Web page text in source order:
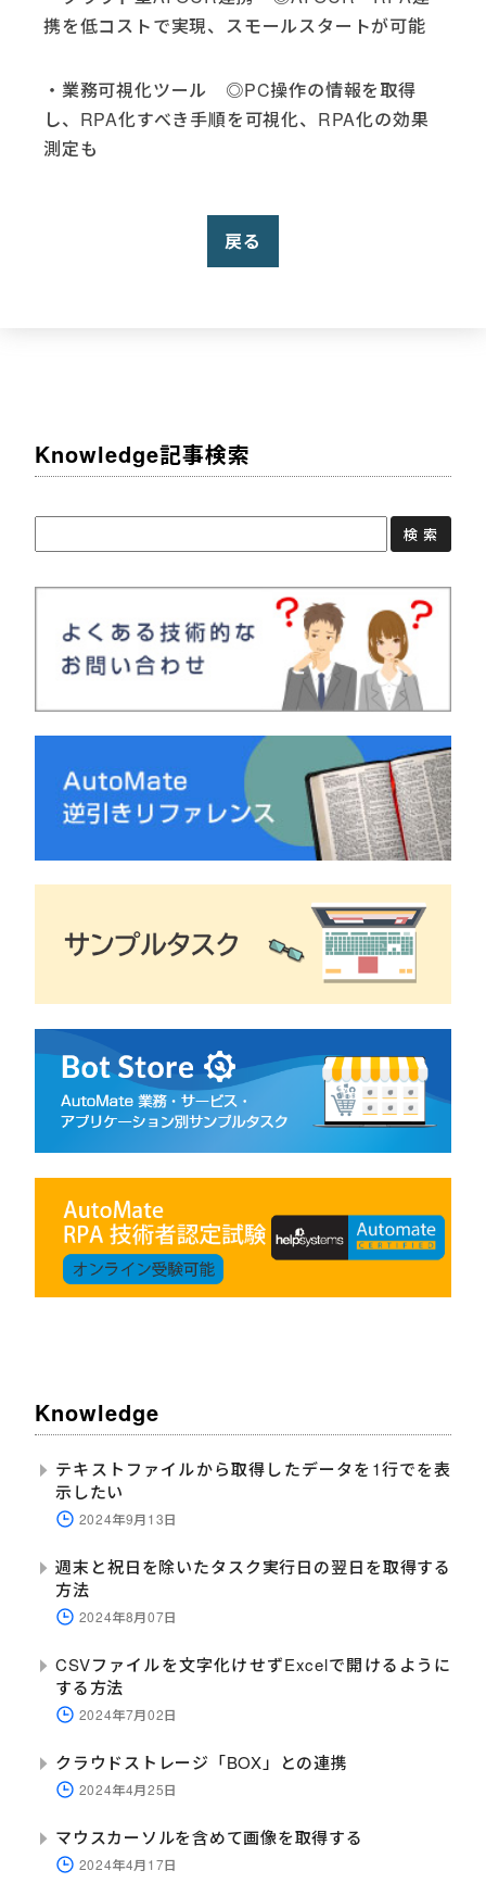
携を低コストで実現、スモールスタートが可能
・業務可視化ツール ◎PC操作の情報を取得
し、RPA化すべき手順を可視化、RPA化の効果
測定も
戻る
Knowledge記事検索
Knowledge
テキストファイルから取得したデータを1行でを表
示したい
2024年9月13日
週末と祝日を除いたタスク実行日の翌日を取得する
方法
2024年8月07日
CSVファイルを文字化けせずExcelで開けるように
する方法
2024年7月02日
クラウドストレージ「BOX」との連携
2024年4月25日
マウスカーソルを含めて画像を取得する
2024年4月17日